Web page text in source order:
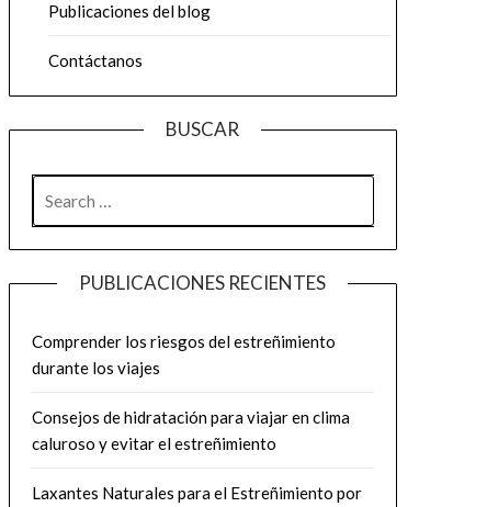
Publicaciones del blog
Contáctanos
BUSCAR
FOR:
PUBLICACIONES RECIENTES
Comprender los riesgos del estreñimiento
durante los viajes
Consejos de hidratación para viajar en clima
caluroso y evitar el estreñimiento
Laxantes Naturales para el Estreñimiento por